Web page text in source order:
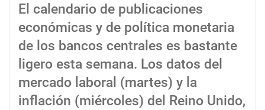
El calendario de publicaciones
económicas y de política monetaria
de los bancos centrales es bastante
ligero esta semana. Los datos del
mercado laboral (martes) y la
inflación (miércoles) del Reino Unido,